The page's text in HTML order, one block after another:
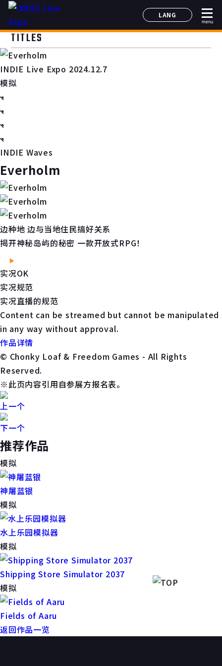
LANG
日本語
menu
TITLES
INDIE Live Expo 2024.12.7
模拟
INDIE Waves
Everholm
边种地 边与当地住民搞好关系
揭开神秘岛屿的秘密 一款开放式RPG！
实况OK
实况规范
实况直播的规范
Content can be streamed but cannot be manipulated
in any way without approval.
作品详情
© Chonky Loaf & Freedom Games - All Rights
Reserved.
※此页内容引用自参展方报名表。
上一个
下一个
推荐作品
模拟
神屠蓝银
模拟
水上乐园模拟器
模拟
Shipping Store Simulator 2037
模拟
Fields of Aaru
返回作品一览